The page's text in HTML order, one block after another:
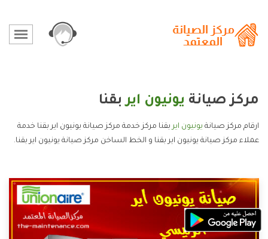
مركز صيانة يونيون ايربقنا
ارقام مركز صيانة يونيون ايربقنا مركز خدمة مركز صيانة يونيون اير بقنا خدمة
عملاء مركز صيانة يونيون اير بقنا و الخط الساخن مركز صيانة يونيون اير بقنا.